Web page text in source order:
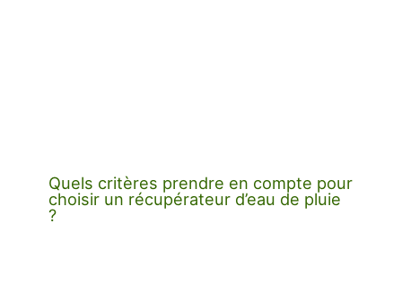
Quels critères prendre en compte pour
choisir un récupérateur d’eau de pluie
?